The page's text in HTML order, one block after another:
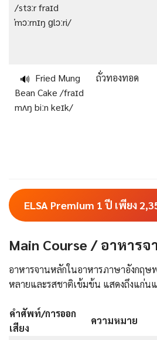
/stɜːr fraɪd
ˈmɔːrnɪŋ ɡlɔːri/
🔊 Fried Mung
Bean Cake /fraɪd
mʌŋ biːn keɪk/
ถั่วทองทอด
ELSA Premium 1 ปี เพียง
Main Course / อาหาร
อาหารจานหลักในอาหารภาษาอังกฤ
หลายและรสชาติเข้มข้น แสดงถึงแก่น
คำศัพท์/การออก
เสียง
ความหมาย